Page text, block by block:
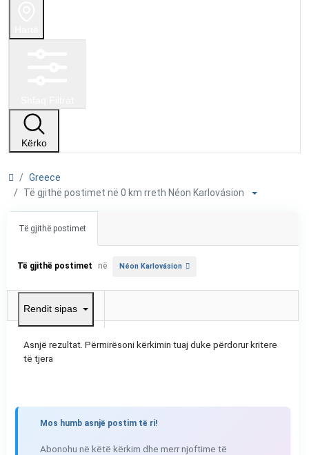
Kërko
Greece
Të gjithë postimet në 0 km rreth Néon Karlovásion
Të gjithë postimet
Të gjithë postimet në Néon Karlovásion
Rendit sipas
Asnjë rezultat. Përmirësoni kërkimin tuaj duke përdorur kritere
të tjera
Mos humb asnjë postim të ri!
Abonohu në këtë kërkim dhe merr njoftime të